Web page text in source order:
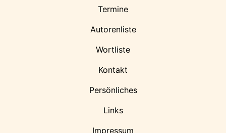
Termine
Autorenliste
Wortliste
Kontakt
Persönliches
Links
Impressum